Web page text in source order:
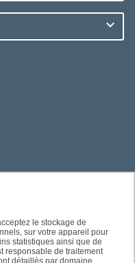
le stockage de
sur votre appareil pour
statistiques ainsi que de
responsable de traitement